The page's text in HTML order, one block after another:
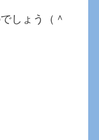
しょう（＾